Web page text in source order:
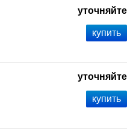
уточняйте
уточняйте